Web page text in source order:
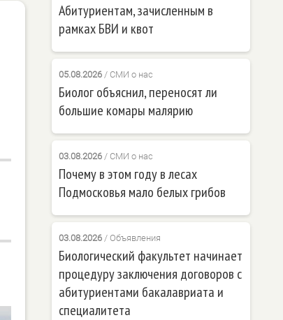
Абитуриентам, зачисленным в
рамках БВИ и квот
05.08.2026/ СМИ о нас
Биолог объяснил, переносят ли
большие комары малярию
03.08.2026/ СМИ о нас
Почему в этом году в лесах
Подмосковья мало белых грибов
03.08.2026/ Объявления
Биологический факультет начинает
процедуру заключения договоров с
абитуриентами бакалавриата и
специалитета